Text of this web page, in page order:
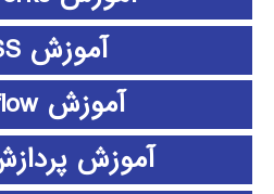
آموزش SPSS
آموزش stateflow
آموزش